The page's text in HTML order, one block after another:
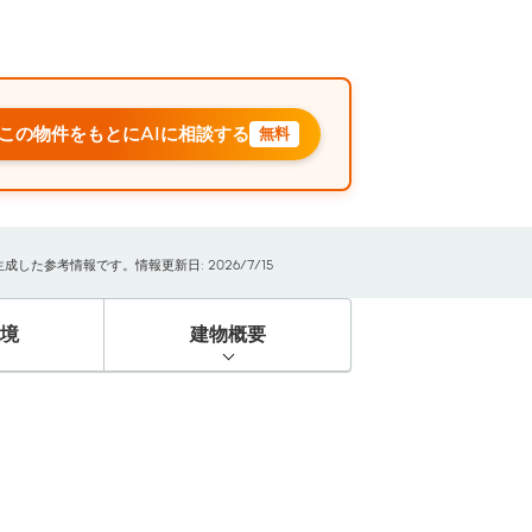
の物件をもとにAIに相談する 無料
した参考情報です。情報更新日: 2026/7/15
建物概要